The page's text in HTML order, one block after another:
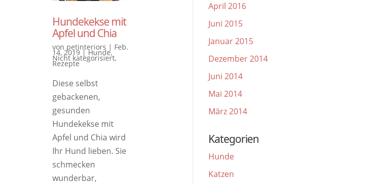
Hundekekse mit
Apfel und Chia
von petinteriors | Feb.
14, 2019|Hunde,
Nicht kategorisiert,
Rezepte
Diese selbst
gebackenen,
gesunden
Hundekekse mit
Apfel und Chia wird
Ihr Hund lieben. Sie
schmecken
wunderbar,
April 2016
Juni 2015
Januar 2015
Dezember 2014
Juni 2014
Mai 2014
März 2014
Kategorien
Hunde
Katzen